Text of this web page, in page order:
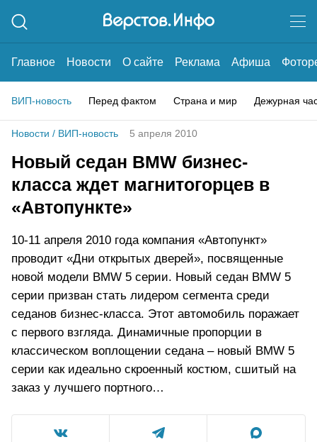
Главное Новости О сайте Реклама Афиша
ВИП-новость Перед фактом Страна и мир Дежурная
Новости / ВИП-новость 5 апреля 2010
Новый седан BMW бизнес-
класса ждет магнитогорцев в
«Автопункте»
10-11 апреля 2010 года компания «Автопункт»
проводит «Дни открытых дверей», посвященные
новой модели BMW 5 серии. Новый седан BMW 5
серии призван стать лидером сегмента среди
седанов бизнес-класса. Этот автомобиль поражает
с первого взгляда. Динамичные пропорции в
классическом воплощении седана – новый BMW 5
серии как идеально скроенный костюм, сшитый на
заказ у лучшего портного…